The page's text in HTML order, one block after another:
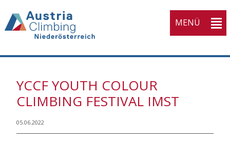
MENÜ
YCCF YOUTH COLOUR
CLIMBING FESTIVAL IMST
05.06.2022